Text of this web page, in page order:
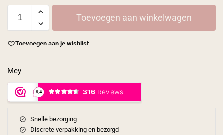
Toevoegen aan winkelwagen
Toevoegen aan je wishlist
Mey
Snelle bezorging
Discrete verpakking en bezorgd